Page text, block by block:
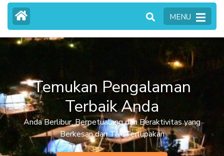
MENU
Temukan Pengalaman
Terbaik Anda
Anda Berlibur, Berpetualang dan Beraktivitas yang
Berkesan dan Tak Terlupakan